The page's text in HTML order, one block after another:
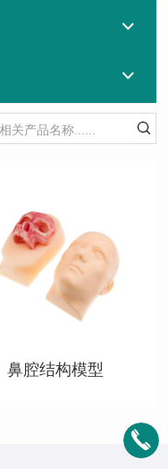

查看详情
鼻腔结构模型